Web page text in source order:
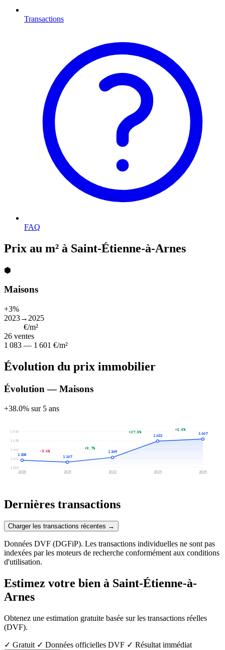
Transactions
FAQ
Prix au m² à Saint-Étienne-à-Arnes
⬢
Maisons
+3%
2023→2025
€/m²
26 ventes
1 083 — 1 601 €/m²
Évolution du prix immobilier
Évolution — Maisons
+38.0% sur 5 ans
1 050
1 246
1 442
1 638
1 834
1 208
2020
1 167
2021
1 269
2022
1 622
2023
1 667
2025
-3.4%
+8.7%
+27.8% +2.8%
Dernières transactions
Charger les transactions récentes →
Données DVF (DGFiP). Les transactions individuelles ne sont pas
indexées par les moteurs de recherche conformément aux conditions
d'utilisation.
Estimez votre bien à Saint-Étienne-à-
Arnes
Obtenez une estimation gratuite basée sur les transactions réelles
(DVF).
✓ Gratuit ✓ Données officielles DVF ✓ Résultat immédiat